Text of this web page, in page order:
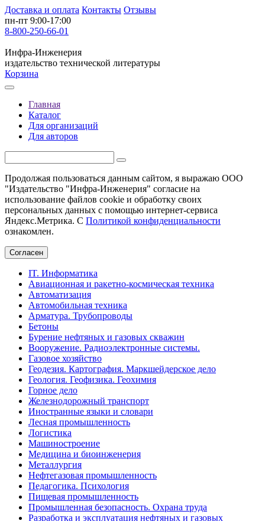
Доставка и оплата Контакты Отзывы
пн-пт 9:00-17:00
8-800-250-66-01
Инфра-Инженерия
издательство технической литературы
Корзина
Главная
Каталог
Для организаций
Для авторов
Продолжая пользоваться данным сайтом, я выражаю ООО
"Издательство "Инфра-Инженерия" согласие на
использование файлов cookie и обработку своих
персональных данных с помощью интернет-сервиса
Яндекс.Метрика. С Политикой конфиденциальности
ознакомлен.
Согласен
IT. Информатика
Авиационная и ракетно-космическая техника
Автоматизация
Автомобильная техника
Арматура. Трубопроводы
Бетоны
Бурение нефтяных и газовых скважин
Вооружение. Радиоэлектронные системы.
Газовое хозяйство
Геодезия. Картография. Маркшейдерское дело
Геология. Геофизика. Геохимия
Горное дело
Железнодорожный транспорт
Иностранные языки и словари
Лесная промышленность
Логистика
Машиностроение
Медицина и биоинженерия
Металлургия
Нефтегазовая промышленность
Педагогика. Психология
Пищевая промышленность
Промышленная безопасность. Охрана труда
Разработка и эксплуатация нефтяных и газовых